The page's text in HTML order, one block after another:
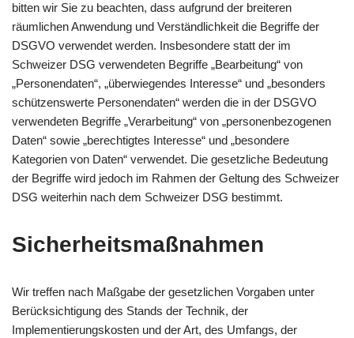
bitten wir Sie zu beachten, dass aufgrund der breiteren
räumlichen Anwendung und Verständlichkeit die Begriffe der
DSGVO verwendet werden. Insbesondere statt der im
Schweizer DSG verwendeten Begriffe „Bearbeitung“ von
„Personendaten“, „überwiegendes Interesse“ und „besonders
schützenswerte Personendaten“ werden die in der DSGVO
verwendeten Begriffe „Verarbeitung“ von „personenbezogenen
Daten“ sowie „berechtigtes Interesse“ und „besondere
Kategorien von Daten“ verwendet. Die gesetzliche Bedeutung
der Begriffe wird jedoch im Rahmen der Geltung des Schweizer
DSG weiterhin nach dem Schweizer DSG bestimmt.
Sicherheitsmaßnahmen
Wir treffen nach Maßgabe der gesetzlichen Vorgaben unter
Berücksichtigung des Stands der Technik, der
Implementierungskosten und der Art, des Umfangs, der